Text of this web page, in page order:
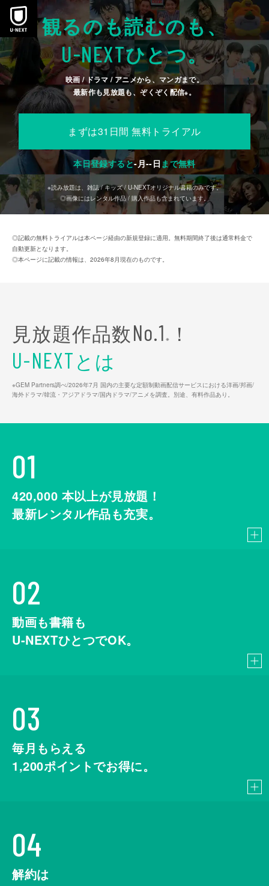
本文へスキップ
観るのも読むのも、
U-NEXTひとつ。
映画 / ドラマ / アニメから、マンガまで。
最新作も見放題も、ぞくぞく配信※。
まずは31日間 無料トライアル
本日登録すると-月--日まで無料
※読み放題は、雑誌 / キッズ / U-NEXTオリジナル書籍のみです。
◎画像にはレンタル作品 / 購入作品も含まれています。
◎記載の無料トライアルは本ページ経由の新規登録に適用。無料期間終了後は通常料金で
自動更新となります。
◎本ページに記載の情報は、2026年8月現在のものです。
見放題作品数No.1 ※ ！
U-NEXTとは
※GEM Partners調べ/2026年7⽉ 国内の主要な定額制動画配信サービスにおける洋画/邦画/
海外ドラマ/韓流・アジアドラマ/国内ドラマ/アニメを調査。別途、有料作品あり。
01
420,000 本以上が見放題！
最新レンタル作品も充実。
02
動画も書籍も
U-NEXTひとつでOK。
03
毎月もらえる
1,200ポイントでお得に。
04
解約は